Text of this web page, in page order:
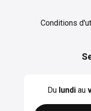
Conditions
Du lundiau